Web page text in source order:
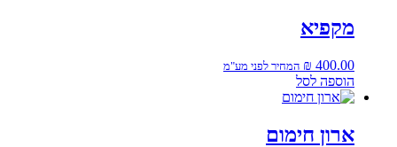
מקפיא
₪ 400.00 המחיר לפני מע"מ
הוספה לסל
ארון חימום